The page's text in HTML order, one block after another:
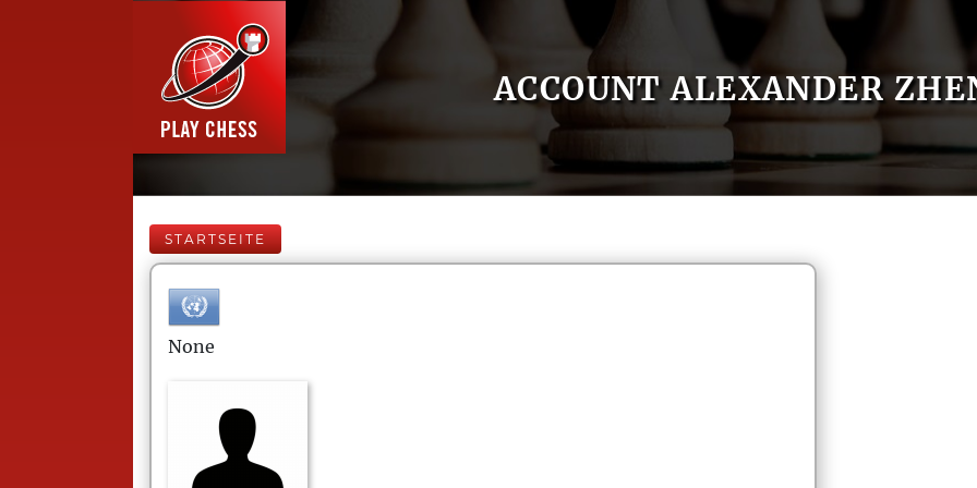
ACCOUNT ALEXANDER
STARTSEITE
None